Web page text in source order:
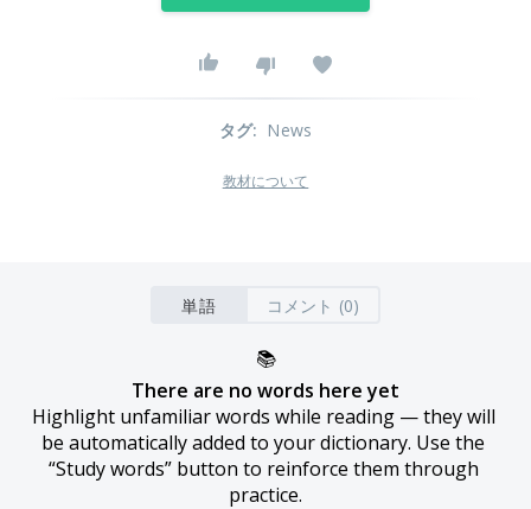
タグ: News
教材について
単語 コメント (0)
📚
There are no words here yet
Highlight unfamiliar words while reading — they will
be automatically added to your dictionary. Use the
“Study words” button to reinforce them through
practice.